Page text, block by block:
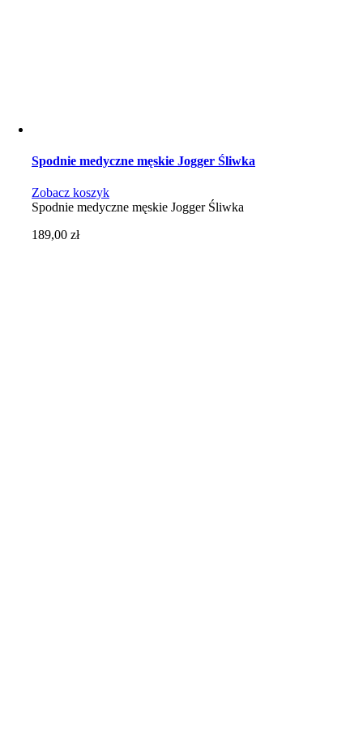
Spodnie medyczne męskie Jogger Śliwka
Zobacz koszyk
Spodnie medyczne męskie Jogger Śliwka
189,00zł